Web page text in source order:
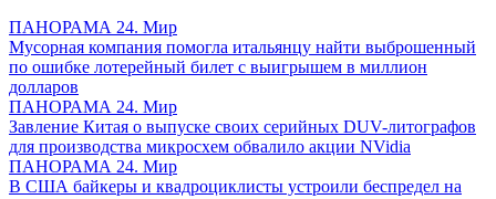
ПАНОРАМА 24. Мир
Мусорная компания помогла итальянцу найти выброшенный
по ошибке лотерейный билет с выигрышем в миллион
долларов
ПАНОРАМА 24. Мир
Завление Китая о выпуске своих серийных DUV-литографов
для производства микросхем обвалило акции NVidia
ПАНОРАМА 24. Мир
В США байкеры и квадроциклисты устроили беспредел на